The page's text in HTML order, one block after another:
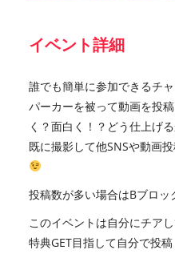
イベント詳細
誰でも簡単に参加できるチ
パーカーを被って動画を投
く？面白く！？どう仕上げ
既に撮影して他SNSや動画
投稿数が多い場合はBブロッ
このイベントは自分にチア
特典GET目指して自分で投